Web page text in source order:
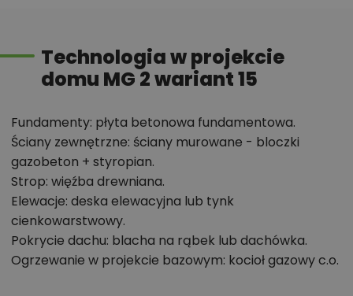
dom sprawia wrażenie znacznie większego. Poza
częścią dzienną, pozostałe pomieszczenia we
oddzielna toaleta i przedsionek z szafami. Instalacje
grzewcze w budynku przewidziano zasilane kotłem
gazowym dwufunkcyjnym, umieszczonym w
pomieszczeniu łazienki, lub zamiennie niedużą pompę
ciepła powietrze-woda, również umieszczoną w
łazience. Posiadamy też wariant ogrzewania
elektrycznego, z grzejnikami elektrycznymi i
Technologia w projekcie
domu MG 2 wariant 15
Fundamenty: płyta betonowa fundamentowa.
Ściany zewnętrzne: ściany murowane - bloczki
gazobeton + styropian.
Strop: więźba drewniana.
Elewacje: deska elewacyjna lub tynk
cienkowarstwowy.
Pokrycie dachu: blacha na rąbek lub dachówka.
Ogrzewanie w projekcie bazowym: kocioł gazowy c.o.